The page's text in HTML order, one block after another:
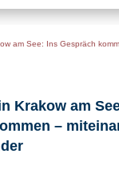
Krakow am
–